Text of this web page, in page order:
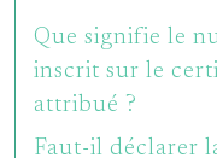
Que signifie le
inscrit sur le
attribué ?
Faut-il déclarer